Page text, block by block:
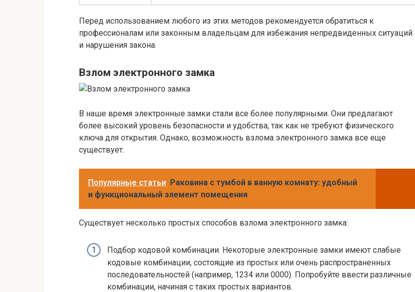
Перед использованием любого из этих методов рекомендуется обратиться к
профессионалам или законным владельцам для избежания непредвиденных ситуаций
и нарушения закона.
Взлом электронного замка
В наше время электронные замки стали все более популярными. Они предлагают
более высокий уровень безопасности и удобства, так как не требуют физического
ключа для открытия. Однако, возможность взлома электронного замка все еще
существует.
Популярные статьи Раковина с тумбой в ванную комнату: удобный
и функциональный элемент помещения
Существует несколько простых способов взлома электронного замка:
Подбор кодовой комбинации. Некоторые электронные замки имеют слабые
кодовые комбинации, состоящие из простых или очень распространенных
последовательностей (например, 1234 или 0000). Попробуйте ввести различные
комбинации, начиная с таких простых вариантов.